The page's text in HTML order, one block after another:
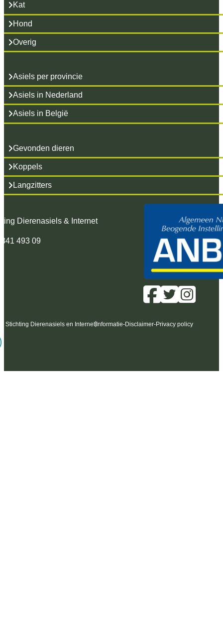
Kat
Hond
Overig
Asiels per provincie
Asiels in Nederland
Asiels in België
Gevonden dieren
Koppels
Langzitters
Dierenasiels & Internet
493 09
Stichting Dierenasiels en Internet Informatie-Disclaimer-Privacy policy